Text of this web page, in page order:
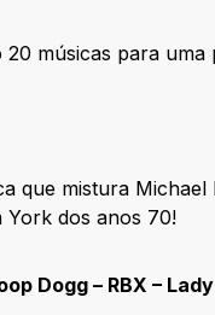
20 músicas para
que mistura
York dos anos 70!
Dogg – RBX –